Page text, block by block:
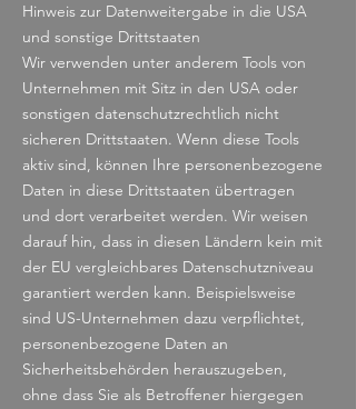
Hinweis zur Datenweitergabe in die USA
und sonstige Drittstaaten
Wir verwenden unter anderem Tools von
Unternehmen mit Sitz in den USA oder
sonstigen datenschutzrechtlich nicht
sicheren Drittstaaten. Wenn diese Tools
aktiv sind, können Ihre personenbezogene
Daten in diese Drittstaaten übertragen
und dort verarbeitet werden. Wir weisen
darauf hin, dass in diesen Ländern kein mit
der EU vergleichbares Datenschutzniveau
garantiert werden kann. Beispielsweise
sind US-Unternehmen dazu verpflichtet,
personenbezogene Daten an
Sicherheitsbehörden herauszugeben,
ohne dass Sie als Betroffener hiergegen